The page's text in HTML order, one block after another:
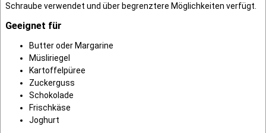
Schraube verwendet und über begrenztere Möglichkeiten verfügt.
Geeignet für
Butter oder Margarine
Müsliriegel
Kartoffelpüree
Zuckerguss
Schokolade
Frischkäse
Joghurt